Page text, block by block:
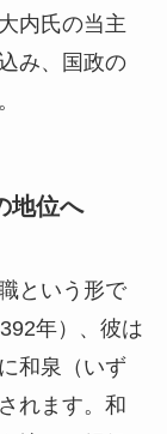
内氏の当主
み、国政の
地位へ
という形で
年）、彼は
和泉（いず
れます。和